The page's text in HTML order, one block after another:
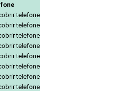
telefone
telefone
telefone
telefone
telefone
telefone
telefone
telefone